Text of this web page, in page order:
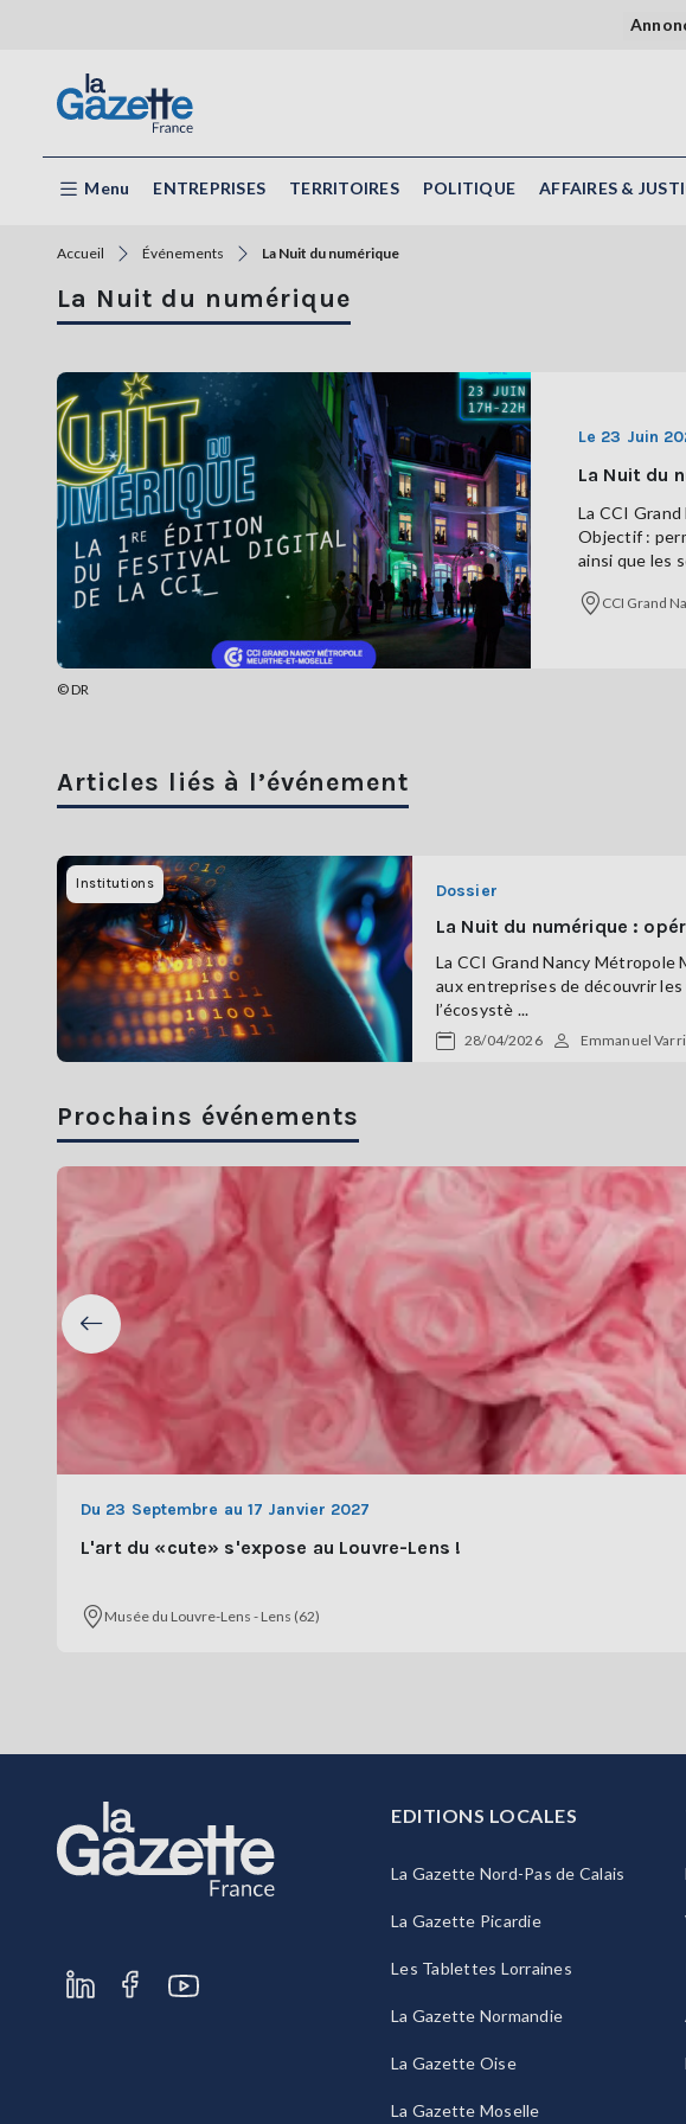
Menu ENTREPRISES TERRITOIRES POLITIQUE AFFAIRES &
Accueil Événements La Nuit du numérique
La Nuit du numérique
Le 23 Juin
La Nuit du
La CCI
Objectif :
ainsi que les
CCI Grand
© DR
Articles liés à l’événement
Institutions Dossier
La Nuit du numérique :
La CCI Grand Nancy
aux entreprises de découvrir
l’écosystè ...
28/04/2026 Emmanuel
Prochains événements
Du 23 Septembre au 17 Janvier 2027
L'art du «cute» s'expose au Louvre-Lens !
Musée du Louvre-Lens - Lens (62)
EDITIONS LOCALES
La Gazette Nord-Pas de Calais
La Gazette Picardie
Les Tablettes Lorraines
La Gazette Normandie
La Gazette Oise
La Gazette Moselle